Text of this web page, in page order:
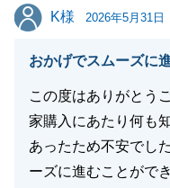
K様
K様 2026年5月31日
おかげでスムーズに
この度はありがとう
家購入にあたり何も
あったため不安でし
ーズに進むことがで